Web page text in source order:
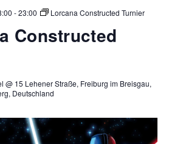
-23:00 Lorcana Constructed Turnier
Constructed
@ 15 Lehener Straße, Freiburg im Breisgau,
Deutschland